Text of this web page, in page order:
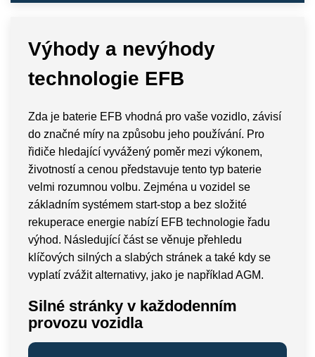
Výhody a nevýhody
technologie EFB
Zda je baterie EFB vhodná pro vaše vozidlo, závisí
do značné míry na způsobu jeho používání. Pro
řidiče hledající vyvážený poměr mezi výkonem,
životností a cenou představuje tento typ baterie
velmi rozumnou volbu. Zejména u vozidel se
základním systémem start-stop a bez složité
rekuperace energie nabízí EFB technologie řadu
výhod. Následující část se věnuje přehledu
klíčových silných a slabých stránek a také kdy se
vyplatí zvážit alternativy, jako je například AGM.
Silné stránky v každodenním
provozu vozidla